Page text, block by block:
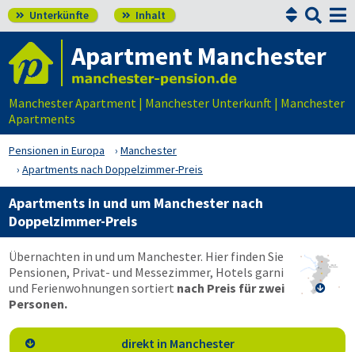
 Unterkünfte  Inhalt 

Apartment Manchester
Manchester Apartment | Manchester Unterkunft | Manchester
Apartments
Pensionen in Europa
Manchester
Apartments nach Doppelzimmer-Preis
Apartments in und um Manchester nach
Doppelzimmer-Preis

Übernachten in und um Manchester. Hier finden Sie
Pensionen, Privat- und Messezimmer, Hotels garni
und Ferienwohnungen sortiert nach Preis für zwei
Personen.
 direkt in Manchester